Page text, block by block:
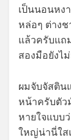
เป็นนอนหง
หล่อๆ ต่างช
แล้วครับแถ
สองมือยังไ
ผมจับจัสติน
หน้าครับตัว
หายใจแบบ
ใหญ่น่านี่ใส